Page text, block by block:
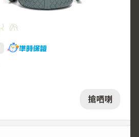
搶哂喇